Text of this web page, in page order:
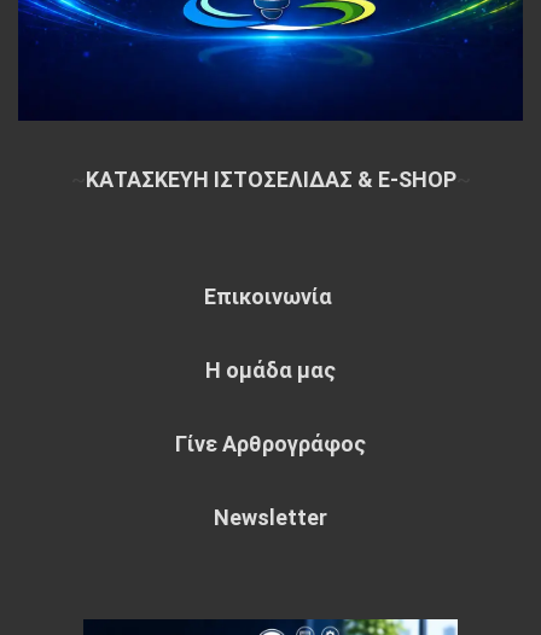
ΚΑΤΑΣΚΕΥΗ ΙΣΤΟΣΕΛΙΔΑΣ & E-SHOP~
Επικοινωνία
Η ομάδα μας
Γίνε Αρθρογράφος
Newsletter